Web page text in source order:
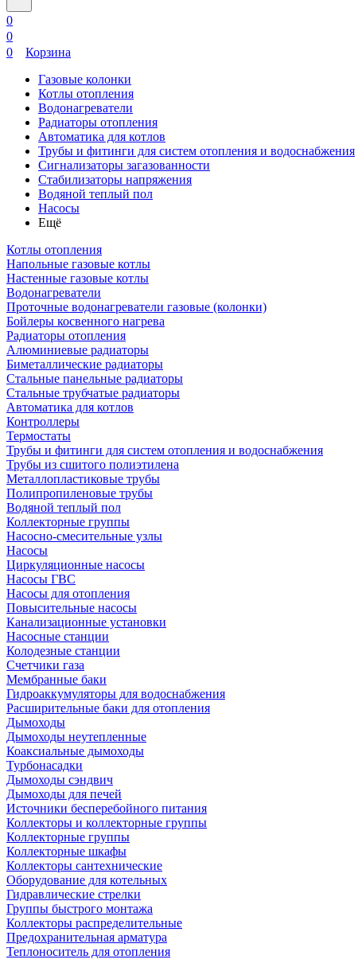
0
0
0
Корзина
Газовые колонки
Котлы отопления
Водонагреватели
Радиаторы отопления
Автоматика для котлов
Трубы и фитинги для систем отопления и водоснабжения
Сигнализаторы загазованности
Стабилизаторы напряжения
Водяной теплый пол
Насосы
Ещё
Котлы отопления
Напольные газовые котлы
Настенные газовые котлы
Водонагреватели
Проточные водонагреватели газовые (колонки)
Бойлеры косвенного нагрева
Радиаторы отопления
Алюминиевые радиаторы
Биметаллические радиаторы
Стальные панельные радиаторы
Стальные трубчатые радиаторы
Автоматика для котлов
Контроллеры
Термостаты
Трубы и фитинги для систем отопления и водоснабжения
Трубы из сшитого полиэтилена
Металлопластиковые трубы
Полипропиленовые трубы
Водяной теплый пол
Коллекторные группы
Насосно-смесительные узлы
Насосы
Циркуляционные насосы
Насосы ГВС
Насосы для отопления
Повысительные насосы
Канализационные установки
Насосные станции
Колодезные станции
Счетчики газа
Мембранные баки
Гидроаккумуляторы для водоснабжения
Расширительные баки для отопления
Дымоходы
Дымоходы неутепленные
Коаксиальные дымоходы
Турбонасадки
Дымоходы сэндвич
Дымоходы для печей
Источники бесперебойного питания
Коллекторы и коллекторные группы
Коллекторные группы
Коллекторные шкафы
Коллекторы сантехнические
Оборудование для котельных
Гидравлические стрелки
Группы быстрого монтажа
Коллекторы распределительные
Предохранительная арматура
Теплоноситель для отопления